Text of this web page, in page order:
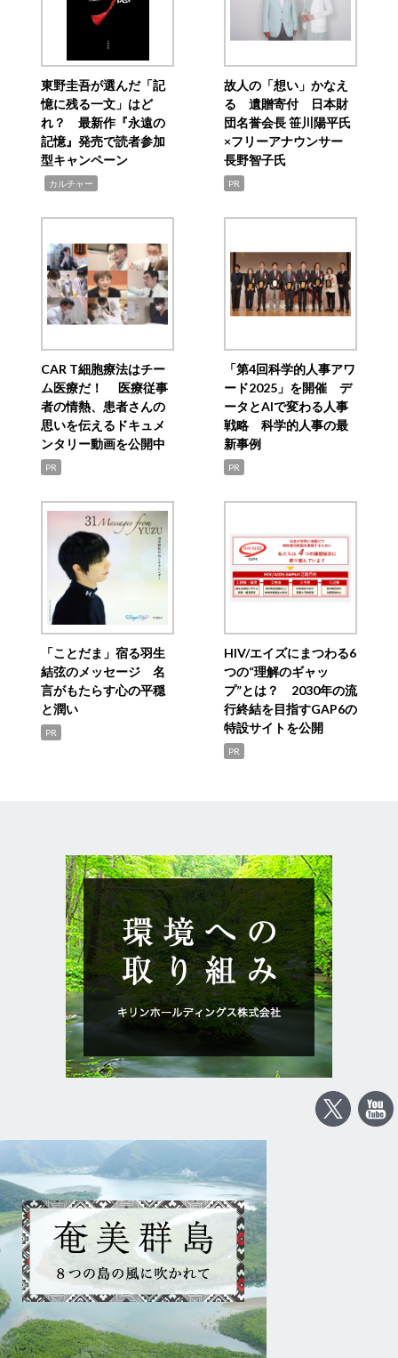
東野圭吾が選んだ「記
憶に残る一文」はど
れ？ 最新作『永遠の
記憶』発売で読者参加
型キャンペーン
カルチャー
故人の「想い」かなえ
る 遺贈寄付 日本財
団名誉会長 笹川陽平氏
×フリーアナウンサー
長野智子氏
PR
CAR T細胞療法はチー
ム医療だ！ 医療従事
者の情熱、患者さんの
思いを伝えるドキュメ
ンタリー動画を公開中
PR
「第4回科学的人事アワ
ード2025」を開催 デ
ータとAIで変わる人事
戦略 科学的人事の最
新事例
PR
「ことだま」宿る羽生
結弦のメッセージ 名
言がもたらす心の平穏
と潤い
PR
HIV/エイズにまつわる6
つの“理解のギャッ
プ”とは？ 2030年の流
行終結を目指すGAP6の
特設サイトを公開
PR